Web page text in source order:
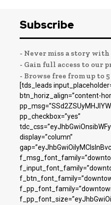
Subscribe
- Never miss a story
- Gain full access to our
- Browse free from up to
[tds_leads
btn_horiz_align=”content-
pp_checkbox=”yes”
display=”column”